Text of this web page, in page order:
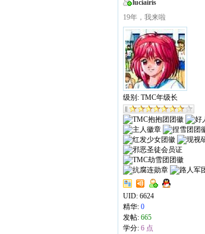
luciairis
19年，我来啦
级别: TMC年级长
UID: 6624
精华: 0
发帖: 665
学分: 6 点